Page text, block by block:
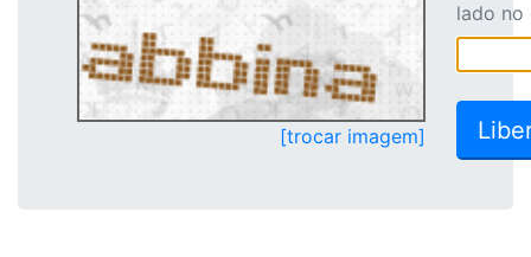
[trocar imagem]
lado no